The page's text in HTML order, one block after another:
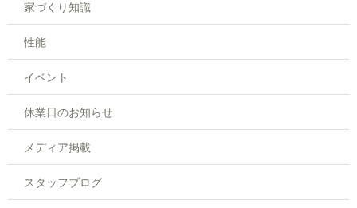
家づくり知識
性能
イベント
休業日のお知らせ
メディア掲載
スタッフブログ